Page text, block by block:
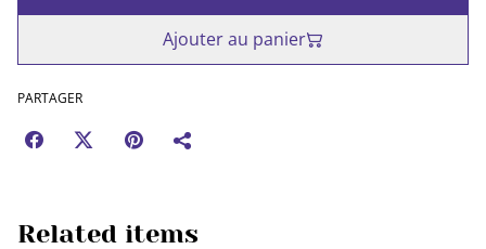
Ajouter au panier
PARTAGER
Related items